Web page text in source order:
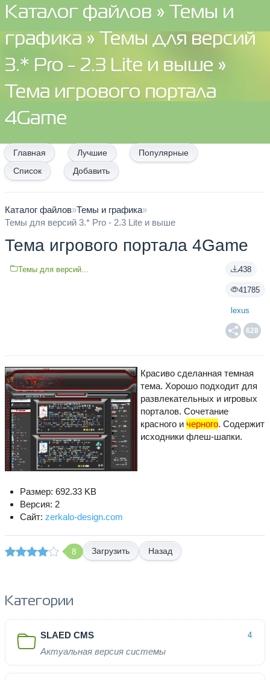
Каталог файлов »
Темы и
графика »
Темы для версий
3.* Pro - 2.3 Lite и выше »
Тема игрового портала
4Game
Главная Лучшие
Популярные
Список
Добавить
Каталог файлов»Темы и графика»
Темы для версий 3.* Pro - 2.3 Lite и выше
Тема игрового портала 4Game
438
41785
lexus
628
Темы для версий...
Красиво сделанная темная
тема. Хорошо подходит для
развлекательных и игровых
порталов. Сочетание
красного и черного. Содержит
исходники флеш-шапки.
Размер: 692.33 KB
Версия: 2
Сайт: zerkalo-design.com
8 Назад
Категории
SLAED CMS 4
Актуальная версия системы